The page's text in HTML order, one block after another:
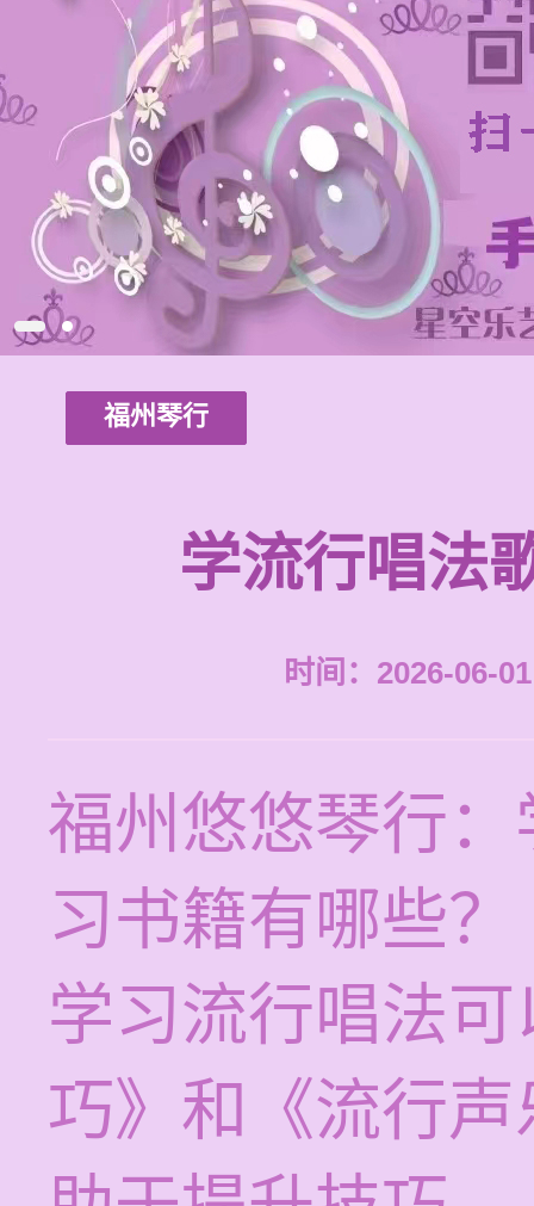
福州琴行
学流行唱法
时间：2026-06-
福州悠悠琴行
习书籍有哪些？
学习流行唱法
巧》和《流行